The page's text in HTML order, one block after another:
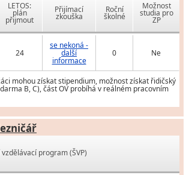
LETOS:
plán
přijmout
Přijímací
zkouška
Roční
školné
Možnost
studia pro
ZP
24
se nekoná -
další
informace
0 Ne
mohou získat stipendium, možnost získat řidičský
B, C), část OV probíhá v reálném pracovním
program (ŠVP)